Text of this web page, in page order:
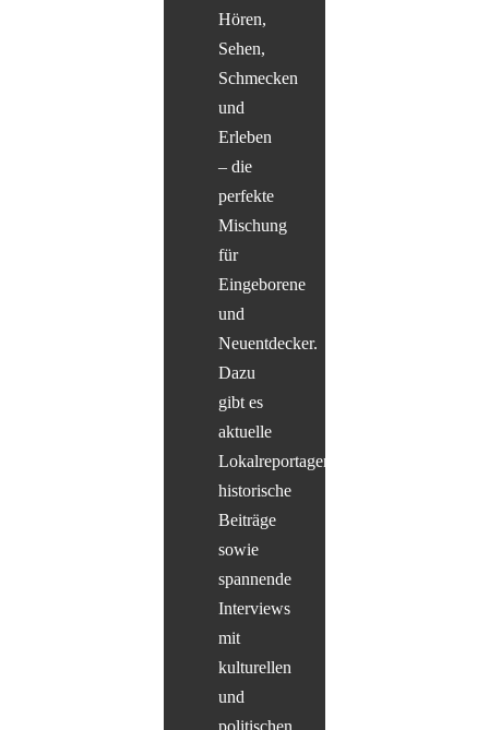
Hören,
Sehen,
Schmecken
und
Erleben
– die
perfekte
Mischung
für
Eingeborene
und
Neuentdecker.
Dazu
gibt es
aktuelle
Lokalreportagen,
historische
Beiträge
sowie
spannende
Interviews
mit
kulturellen
und
politischen